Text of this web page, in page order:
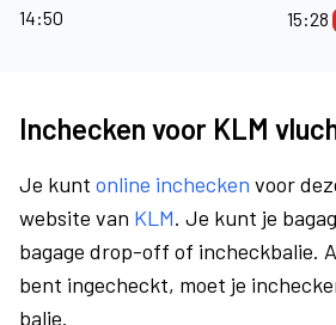
14:50 15:28
Inchecken voor KLM
Je kunt online inchecken voor
website van KLM. Je kunt je
bagage drop-off of incheckbalie.
bent ingecheckt, moet je
balie.